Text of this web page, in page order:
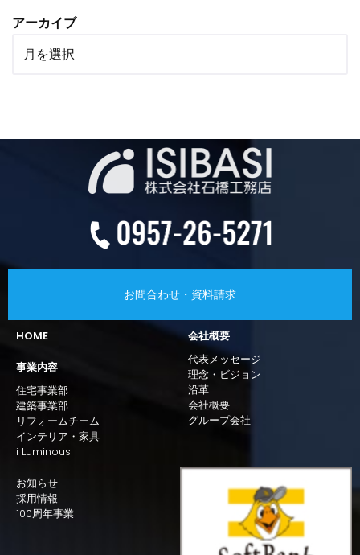
アーカイブ
お問合わせ・資料請求
HOME
事業内容
住宅事業部
建築事業部
リフォームチーム
インテリア・家具
i Luminous
会社概要
代表メッセージ
理念・ビジョン
沿革
会社概要
グループ会社
お知らせ
採用情報
100周年事業